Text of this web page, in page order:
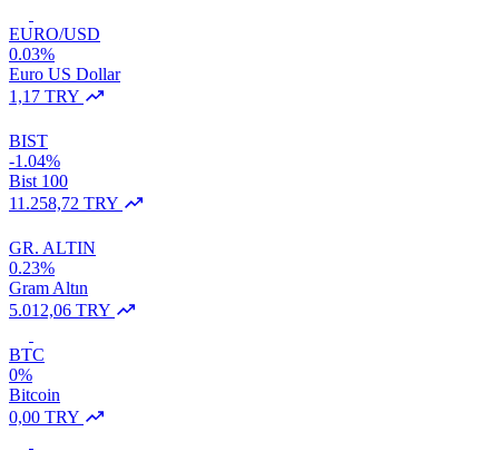
EURO/USD
0.03%
Euro US Dollar
1,17 TRY
BIST
-1.04%
Bist 100
11.258,72 TRY
GR. ALTIN
0.23%
Gram Altın
5.012,06 TRY
BTC
0%
Bitcoin
0,00 TRY